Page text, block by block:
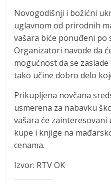
Novogodišnji i božićni
uglavnom od prirodnih
vašara biće ponuđeni po
Organizatori navode da
mogućnost da se
tako učine dobro delo
Prikupljena novčana
usmerena za nabavku
vašara će zainteresovani
kupe i knjige na
cenama.
Izvor: RTV OK